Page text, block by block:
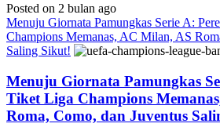
Posted on 2 bulan ago
Menuju Giornata Pamungkas Serie A:
Champions Memanas, AC Milan, AS
Saling Sikut!
Menuju Giornata Pamungkas
Tiket Liga Champions
Roma, Como, dan Juventus